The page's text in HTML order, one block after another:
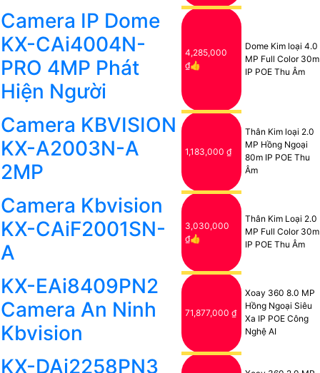
Camera IP Dome
KX-CAi4004N-
PRO 4MP Phát
Hiện Người
4,285,000
₫👍
Dome Kim loại 4.0
MP Full Color 30m
IP POE Thu Âm
Camera KBVISION
KX-A2003N-A
2MP
1,183,000 ₫
Thân Kim loại 2.0
MP Hồng Ngoại
80m IP POE Thu
Âm
Camera Kbvision
KX-CAiF2001SN-
A
3,030,000
₫👍
Thân Kim Loại 2.0
MP Full Color 30m
IP POE Thu Âm
KX-EAi8409PN2
Camera An Ninh
Kbvision
71,877,000 ₫
Xoay 360 8.0 MP
Hồng Ngoại Siêu
Xa IP POE Công
Nghệ AI
KX-DAi2258PN3